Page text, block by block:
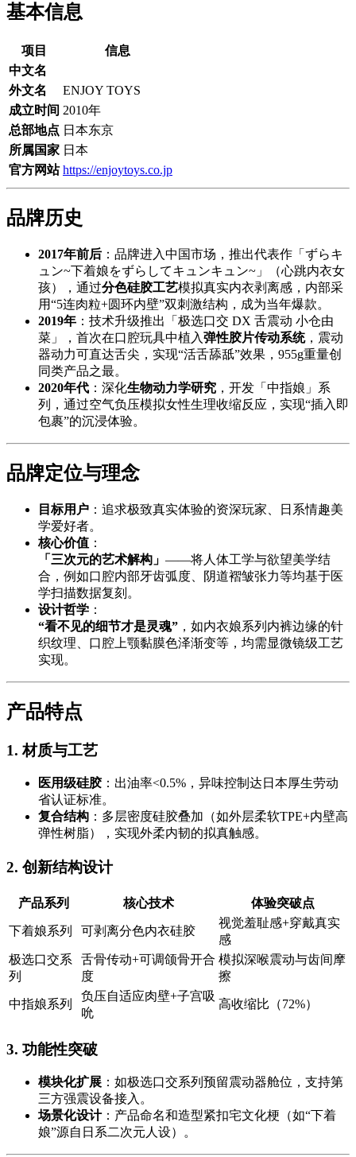
基本信息
项目
信息
中文名
外文名
ENJOY TOYS
成立时间 2010年
总部地点 日本东京
所属国家 日本
官方网站 https://enjoytoys.co.jp
品牌历史
2017年前后 ：品牌进入中国市场，推出代表作「ずらキ
ュン~下着娘をずらしてキュンキュン~」（心跳内衣女
孩），通过分色硅胶工艺模拟真实内衣剥离感，内部采
用“5连肉粒+圆环内壁”双刺激结构，成为当年爆款。
2019年 ：技术升级推出「极选口交 DX 舌震动 小仓由
菜」，首次在口腔玩具中植入弹性胶片传动系统，震动
器动力可直达舌尖，实现“活舌舔舐”效果，955g重量创
同类产品之最。
2020年代 ：深化生物动力学研究 ，开发「中指娘」系
列，通过空气负压模拟女性生理收缩反应，实现“插入即
包裹”的沉浸体验。
品牌定位与理念
目标用户 ：追求极致真实体验的资深玩家、日系情趣美
学爱好者。
核心价值 ：
「三次元的艺术解构」 ——将人体工学与欲望美学结
合，例如口腔内部牙齿弧度、阴道褶皱张力等均基于医
学扫描数据复刻。
设计哲学 ：
“看不见的细节才是灵魂” ，如内衣娘系列内裤边缘的针
织纹理、口腔上颚黏膜色泽渐变等，均需显微镜级工艺
实现。
产品特点
1. 材质与工艺
医用级硅胶：出油率<0.5%，异味控制达日本厚生劳动
省认证标准。
复合结构 ：多层密度硅胶叠加（如外层柔软TPE+内壁高
弹性树脂），实现外柔内韧的拟真触感。
2. 创新结构设计
产品系列 核心技术 体验突破点
下着娘系列 可剥离分色内衣硅胶
视觉羞耻感+穿戴真实
感
极选口交系
列
舌骨传动+可调颌骨开合
度
模拟深喉震动与齿间摩
擦
中指娘系列
负压自适应肉壁+子宫吸
吮
高收缩比（72%）
3. 功能性突破
模块化扩展 ：如极选口交系列预留震动器舱位，支持第
三方强震设备接入。
场景化设计：产品命名和造型紧扣宅文化梗（如“下着
娘”源自日系二次元人设）。